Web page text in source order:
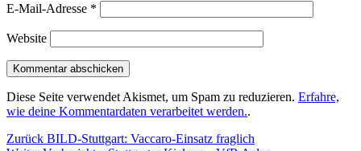
E-Mail-Adresse *
Website
Diese Seite verwendet Akismet, um Spam zu reduzieren. Erfahre,
wie deine Kommentardaten verarbeitet werden..
Beitragsnavigation
Zurück Vorheriger
BILD-Stuttgart: Vaccaro-Einsatz fraglich